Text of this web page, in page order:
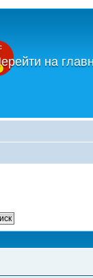
на